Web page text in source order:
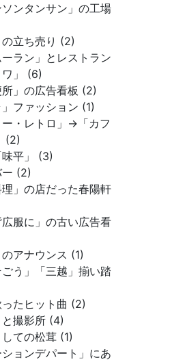
ソンタンサン」の工場
の立ち売り (2)
ーラン」とレストラン
ワ」 (6)
所」の広告看板 (2)
」ファッション (1)
ー・レトロ」→「カフ
(2)
味平」 (3)
ー (2)
理」の店だった春陽軒
広服に」の古い広告看
のアナウンス (1)
ごう」「三越」揃い踏
ったヒット曲 (2)
と撮影所 (4)
しての松茸 (1)
ションデパート」にあ